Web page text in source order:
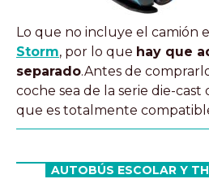
Lo que no incluye el camión
Storm, por lo que hay que
separado.Antes de
coche sea de la serie die-cast
que es totalmente
AUTOBÚS ESCOLAR Y